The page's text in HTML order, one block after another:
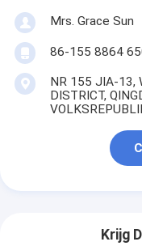
Mrs. Grace Sun
86-155 8864
NR 155 JIA-13,
DISTRICT,
Krijg